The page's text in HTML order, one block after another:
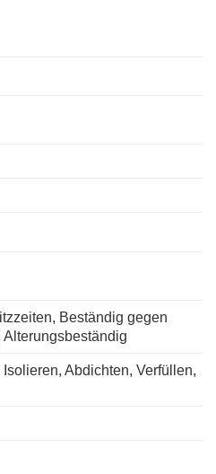
Beständig gegen
Alterungsbeständig
Isolieren, Abdichten, Verfüllen,